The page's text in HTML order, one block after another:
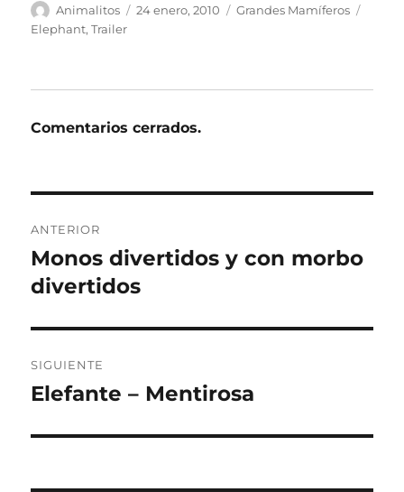
Autor
Animalitos
Publicado
24 enero, 2010 Categorías
Grandes Mamíferos
Elephant,Trailer
Comentarios cerrados.
de
entradas
ANTERIOR
Entrada
anterior:
Monos divertidos y con morbo
divertidos
SIGUIENTE
Entrada
Elefante – Mentirosa